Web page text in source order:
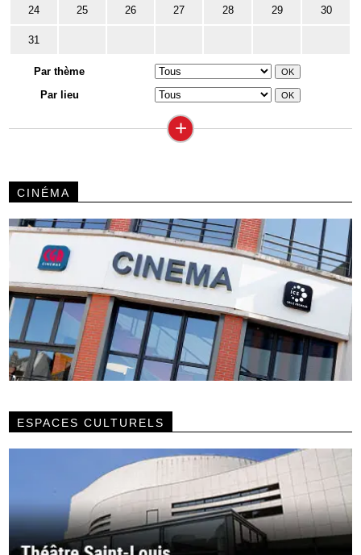
24 25 26 27 28 29 30
31
Par thème
Par lieu
+
CINÉMA
ESPACES CULTURELS